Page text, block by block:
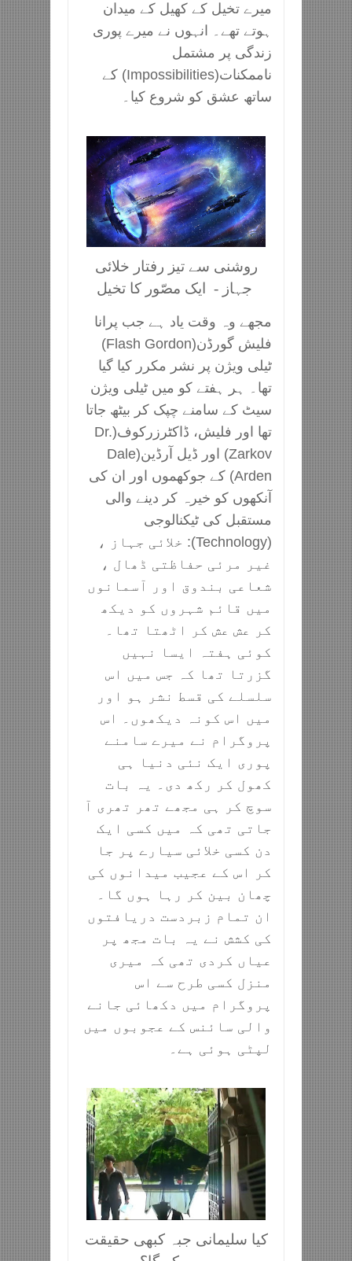
میرے تخیل کے کھیل کے میدان
ہوتے تھے۔ انہوں نے میرے پوری
زندگی پر مشتمل
ناممکنات(Impossibilities) کے
ساتھ عشق کو شروع کیا۔
روشنی سے تیز رفتار خلائی
جہاز -
مجھے وہ وقت یاد ہے جب پرانا
فلیش گورڈن(Flash Gordon)
ٹیلی ویژن پر نشر مکرر کیا گیا
تھا۔ ہر ہفتے کو میں ٹیلی ویژن
سیٹ کے سامنے چپک کر بیٹھ جاتا
تھا اور فلیش، ڈاکٹرزرکوف(Dr.
Zarkov) اور ڈیل آرڈین(Dale
Arden) کے جوکھموں اور ان کی
آنکھوں کو خیرہ کر دینے والی
مستقبل کی ٹیکنالوجی
(Technology): خلائی جہاز ،
غیر مرئی حفاظتی ڈھال ،
شعاعی بندوق اور آسمانوں
میں قائم شہروں کو دیکھ
کر عش عش کر اٹھتا تھا۔
کوئی ہفتہ ایسا نہیں
گزرتا تھا کہ جس میں اس
سلسلے کی قسط نشر ہو اور
میں اس کونہ دیکھوں۔ اس
پروگرام نے میرے سامنے
پوری ایک نئی دنیا ہی
کھول کر رکھ دی۔ یہ بات
سوچ کر ہی مجھے تھر تھری آ
جاتی تھی کہ میں کسی ایک
دن کسی خلائی سیارے پر جا
کر اس کے عجیب میدانوں کی
چھان بین کر رہا ہوں گا۔
ان تمام زبردست دریافتوں
کی کشش نے یہ بات مجھ پر
عیاں کردی تھی کہ میری
منزل کسی طرح سے اس
پروگرام میں دکھائی جانے
والی سائنس کے عجوبوں میں
لپٹی ہوئی ہے۔
کیا سلیمانی جبہ کبھی حقیقت